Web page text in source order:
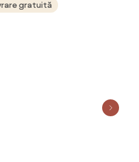
gratuită